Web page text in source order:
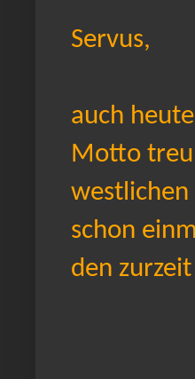
Servus,
auch
Motto treu
westlichen
schon
den